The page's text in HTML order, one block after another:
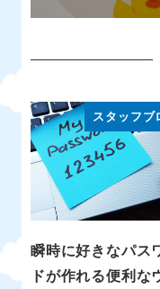
スタッフブ
瞬時に好きなパス
ドが作れる便利な